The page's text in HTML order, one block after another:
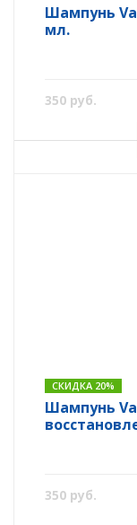
Шампунь
мл.
350 руб.
СКИДКА 20%
Шампунь
350 руб.